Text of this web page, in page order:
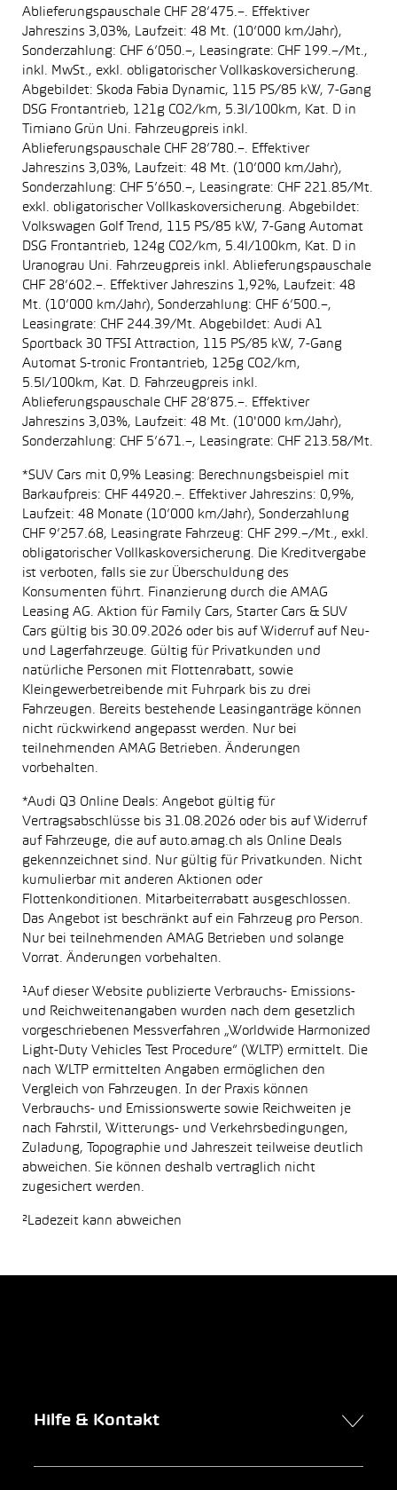
Ablieferungspauschale CHF 28’475.–. Effektiver
Jahreszins 3,03%, Laufzeit: 48 Mt. (10’000 km/Jahr),
Sonderzahlung: CHF 6’050.–, Leasingrate: CHF 199.–/Mt.,
inkl. MwSt., exkl. obligatorischer Vollkaskoversicherung.
Abgebildet: Skoda Fabia Dynamic, 115 PS/85 kW, 7-Gang
DSG Frontantrieb, 121g CO2/km, 5.3l/100km, Kat. D in
Timiano Grün Uni. Fahrzeugpreis inkl.
Ablieferungspauschale CHF 28’780.–. Effektiver
Jahreszins 3,03%, Laufzeit: 48 Mt. (10’000 km/Jahr),
Sonderzahlung: CHF 5’650.–, Leasingrate: CHF 221.85/Mt.
exkl. obligatorischer Vollkaskoversicherung. Abgebildet:
Volkswagen Golf Trend, 115 PS/85 kW, 7-Gang Automat
DSG Frontantrieb, 124g CO2/km, 5.4l/100km, Kat. D in
Uranograu Uni. Fahrzeugpreis inkl. Ablieferungspauschale
CHF 28’602.–. Effektiver Jahreszins 1,92%, Laufzeit: 48
Mt. (10’000 km/Jahr), Sonderzahlung: CHF 6’500.–,
Leasingrate: CHF 244.39/Mt. Abgebildet: Audi A1
Sportback 30 TFSI Attraction, 115 PS/85 kW, 7-Gang
Automat S-tronic Frontantrieb, 125g CO2/km,
5.5l/100km, Kat. D. Fahrzeugpreis inkl.
Ablieferungspauschale CHF 28’875.–. Effektiver
Jahreszins 3,03%, Laufzeit: 48 Mt. (10'000 km/Jahr),
Sonderzahlung: CHF 5’671.–, Leasingrate: CHF 213.58/Mt.
*SUV Cars mit 0,9% Leasing: Berechnungsbeispiel mit
Barkaufpreis: CHF 44920.–. Effektiver Jahreszins: 0,9%,
Laufzeit: 48 Monate (10’000 km/Jahr), Sonderzahlung
CHF 9’257.68, Leasingrate Fahrzeug: CHF 299.–/Mt., exkl.
obligatorischer Vollkaskoversicherung. Die Kreditvergabe
ist verboten, falls sie zur Überschuldung des
Konsumenten führt. Finanzierung durch die AMAG
Leasing AG. Aktion für Family Cars, Starter Cars & SUV
Cars gültig bis 30.09.2026 oder bis auf Widerruf auf Neu-
und Lagerfahrzeuge. Gültig für Privatkunden und
natürliche Personen mit Flottenrabatt, sowie
Kleingewerbetreibende mit Fuhrpark bis zu drei
Fahrzeugen. Bereits bestehende Leasinganträge können
nicht rückwirkend angepasst werden. Nur bei
teilnehmenden AMAG Betrieben. Änderungen
vorbehalten.
*Audi Q3 Online Deals: Angebot gültig für
Vertragsabschlüsse bis 31.08.2026 oder bis auf Widerruf
auf Fahrzeuge, die auf auto.amag.ch als Online Deals
gekennzeichnet sind. Nur gültig für Privatkunden. Nicht
kumulierbar mit anderen Aktionen oder
Flottenkonditionen. Mitarbeiterrabatt ausgeschlossen.
Das Angebot ist beschränkt auf ein Fahrzeug pro Person.
Nur bei teilnehmenden AMAG Betrieben und solange
Vorrat. Änderungen vorbehalten.
¹Auf dieser Website publizierte Verbrauchs- Emissions-
und Reichweitenangaben wurden nach dem gesetzlich
vorgeschriebenen Messverfahren „Worldwide Harmonized
Light-Duty Vehicles Test Procedure“ (WLTP) ermittelt. Die
nach WLTP ermittelten Angaben ermöglichen den
Vergleich von Fahrzeugen. In der Praxis können
Verbrauchs- und Emissionswerte sowie Reichweiten je
nach Fahrstil, Witterungs- und Verkehrsbedingungen,
Zuladung, Topographie und Jahreszeit teilweise deutlich
abweichen. Sie können deshalb vertraglich nicht
zugesichert werden.
²Ladezeit kann abweichen
Hilfe & Kontakt